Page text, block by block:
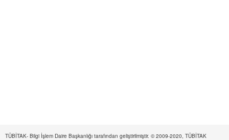
TÜBİTAK- Bilgi İşlem Daire Başkanlığı tarafından geliştirilmiştir. © 2009-2020, TÜBİTAK